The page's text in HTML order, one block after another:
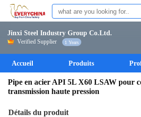
Jinxi Steel Industry Group Co.Ltd.
Verified Supplier 1 Years
Accueil Produits
Pipe en acier API 5L X60 LSAW pour
transmission haute pression
Détails du produit